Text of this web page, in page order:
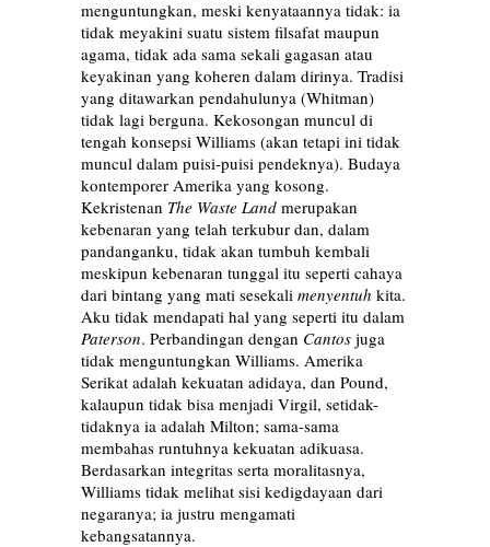
menguntungkan, meski kenyataannya tidak: ia
tidak meyakini suatu sistem filsafat maupun
agama, tidak ada sama sekali gagasan atau
keyakinan yang koheren dalam dirinya. Tradisi
yang ditawarkan pendahulunya (Whitman)
tidak lagi berguna. Kekosongan muncul di
tengah konsepsi Williams (akan tetapi ini tidak
muncul dalam puisi-puisi pendeknya). Budaya
kontemporer Amerika yang kosong.
Kekristenan The Waste Land merupakan
kebenaran yang telah terkubur dan, dalam
pandanganku, tidak akan tumbuh kembali
meskipun kebenaran tunggal itu seperti cahaya
dari bintang yang mati sesekali menyentuh kita.
Aku tidak mendapati hal yang seperti itu dalam
Paterson. Perbandingan dengan Cantos juga
tidak menguntungkan Williams. Amerika
Serikat adalah kekuatan adidaya, dan Pound,
kalaupun tidak bisa menjadi Virgil, setidak-
tidaknya ia adalah Milton; sama-sama
membahas runtuhnya kekuatan adikuasa.
Berdasarkan integritas serta moralitasnya,
Williams tidak melihat sisi kedigdayaan dari
negaranya; ia justru mengamati
kebangsatannya.